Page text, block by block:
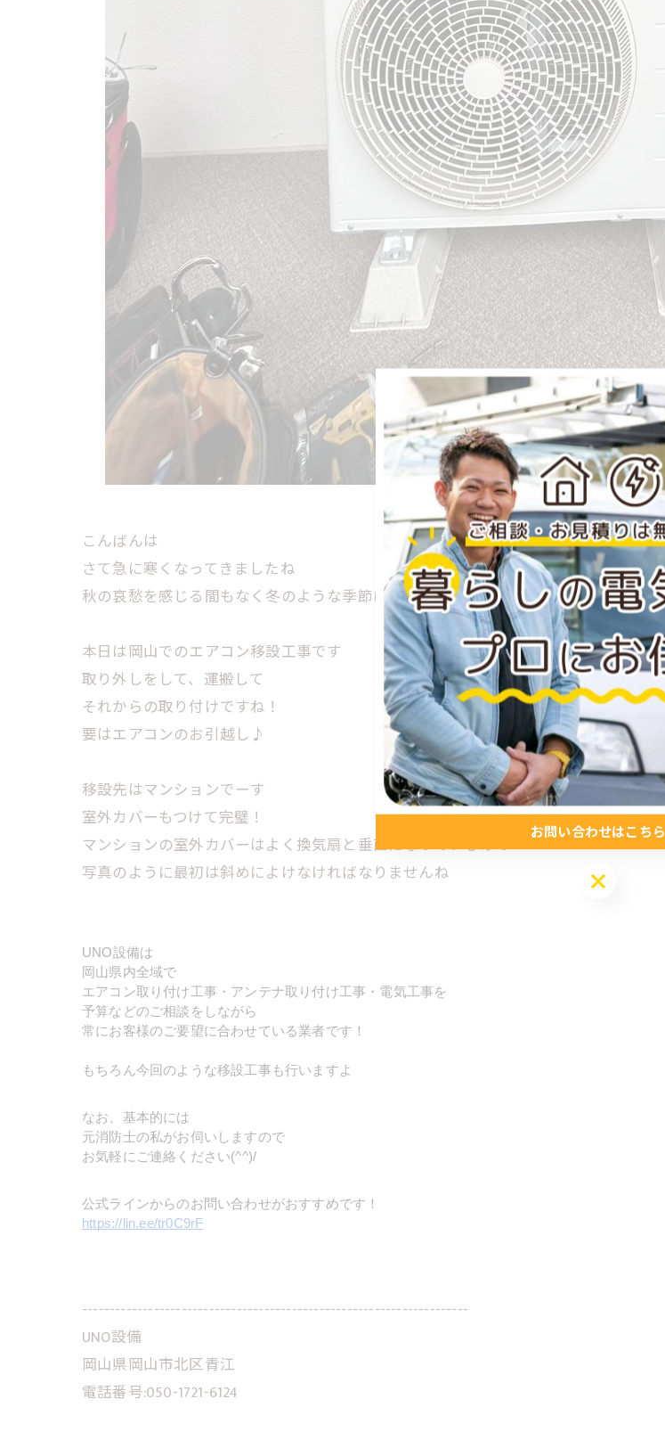
こんばんは
さて急に寒くなってきましたね
秋の哀愁を感じる間もなく冬のような季節になってきました( ﾟДﾟ)
本日は岡山でのエアコン移設工事です
取り外しをして、運搬して
それからの取り付けですね！
要はエアコンのお引越し♪
移設先はマンションでーす
室外カバーもつけて完璧！
マンションの室外カバーはよく換気扇と垂直になっているので
写真のように最初は斜めによけなければなりませんね
UNO設備は
岡山県内全域で
エアコン取り付け工事・アンテナ取り付け工事・電気工事を
予算などのご相談をしながら
常にお客様のご要望に合わせている業者です！
もちろん今回のような移設工事も行いますよ
なお、基本的には
元消防士の私がお伺いしますので
お気軽にご連絡ください(^^)/
公式ラインからのお問い合わせがおすすめです！
https://lin.ee/tr0C9rF
----------------------------------------------------------------------
UNO設備
岡山県岡山市北区青江
電話番号:050-1721-6124
お問い合わせはこちら
お問い合わせはこちら